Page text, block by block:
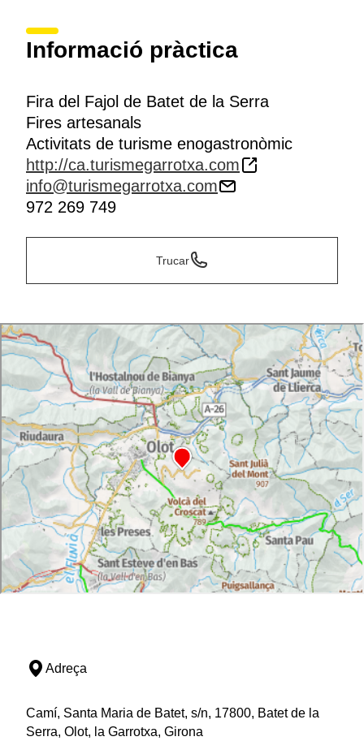
Informació pràctica
Fira del Fajol de Batet de la Serra
Fires artesanals
Activitats de turisme enogastronòmic
http://ca.turismegarrotxa.com
info@turismegarrotxa.com
972 269 749
Trucar
Adreça
Camí, Santa Maria de Batet, s/n, 17800, Batet de la
Serra, Olot, la Garrotxa, Girona